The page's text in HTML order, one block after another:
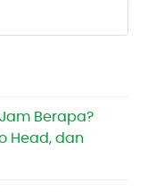
Berapa?
Head, dan